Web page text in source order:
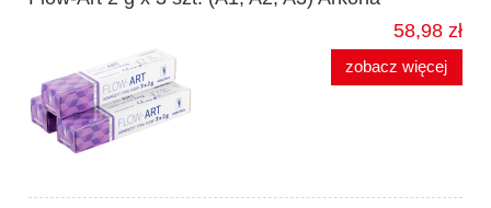
58,98 zł
zobacz więcej